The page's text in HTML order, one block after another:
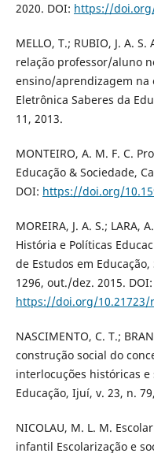
2020. DOI: https://
MELLO, T.; RUBIO, J. A.
relação professor/aluno
ensino/aprendizagem na
Eletrônica Saberes da
11, 2013.
MONTEIRO, A. M. F. C.
Educação & Sociedade,
DOI: https://doi.org/
MOREIRA, J. A. S.;
História e Políticas
de Estudos em
1296, out./dez. 2015. DOI:
https://doi.org/10.21723/
NASCIMENTO, C. T.;
construção social do
interlocuções históricas e
Educação, Ijuí, v. 23, n.
NICOLAU, M. L. M.
infantil Escolarização e